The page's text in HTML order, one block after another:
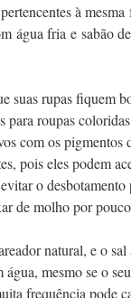
à
água fria e sabão
suas rupas fiquem
para roupas
com os pigmentos
pois eles podem
o desbotamento
de molho por
natural, e o
mesmo se o
frequência pode